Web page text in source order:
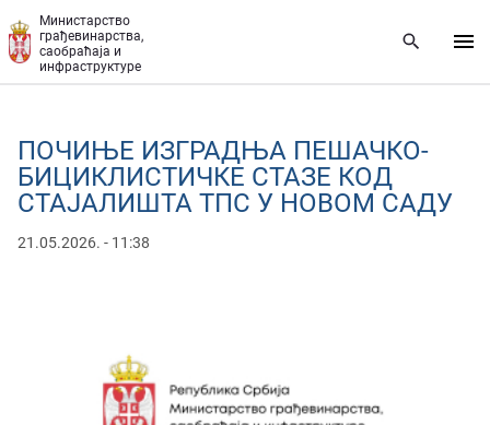
Министарство
грађевинарства,
саобраћаја и
инфраструктуре
ПОЧИЊЕ ИЗГРАДЊА ПЕШАЧКО-
БИЦИКЛИСТИЧКЕ СТАЗЕ КОД
СТАЈАЛИШТА ТПС У НОВОМ САДУ
21.05.2026. - 11:38